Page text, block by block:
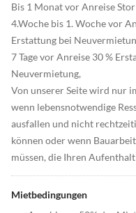
Bis 1 Monat vor Anreise
4.Woche bis 1. Woche vor
Erstattung bei
7 Tage vor Anreise 30 %
Neuvermietung,
Von unserer Seite wird nur
wenn lebensnotwendige
ausfallen und nicht
können oder wenn
müssen, die Ihren
Mietbedingungen